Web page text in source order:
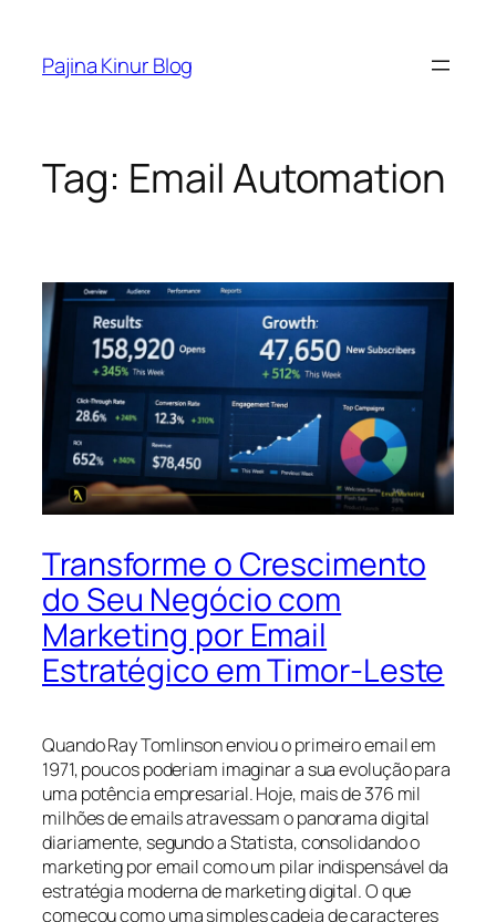
content
Pajina Kinur Blog
Tag: Email Automation
Transforme o Crescimento
do Seu Negócio com
Marketing por Email
Estratégico em Timor-Leste
Quando Ray Tomlinson enviou o primeiro email em
1971, poucos poderiam imaginar a sua evolução para
uma potência empresarial. Hoje, mais de 376 mil
milhões de emails atravessam o panorama digital
diariamente, segundo a Statista, consolidando o
marketing por email como um pilar indispensável da
estratégia moderna de marketing digital. O que
começou como uma simples cadeia de caracteres